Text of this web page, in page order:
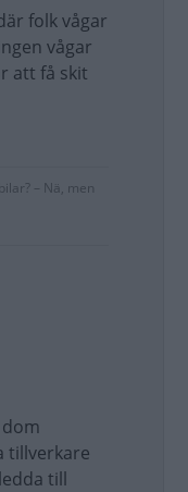
folk vågar
vågar
att få skit
– Nä, men
tillverkare
till